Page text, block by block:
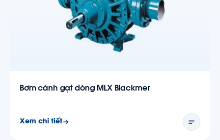
Bơm cánh gạt dòng MLX Blackmer
Xem chi tiết